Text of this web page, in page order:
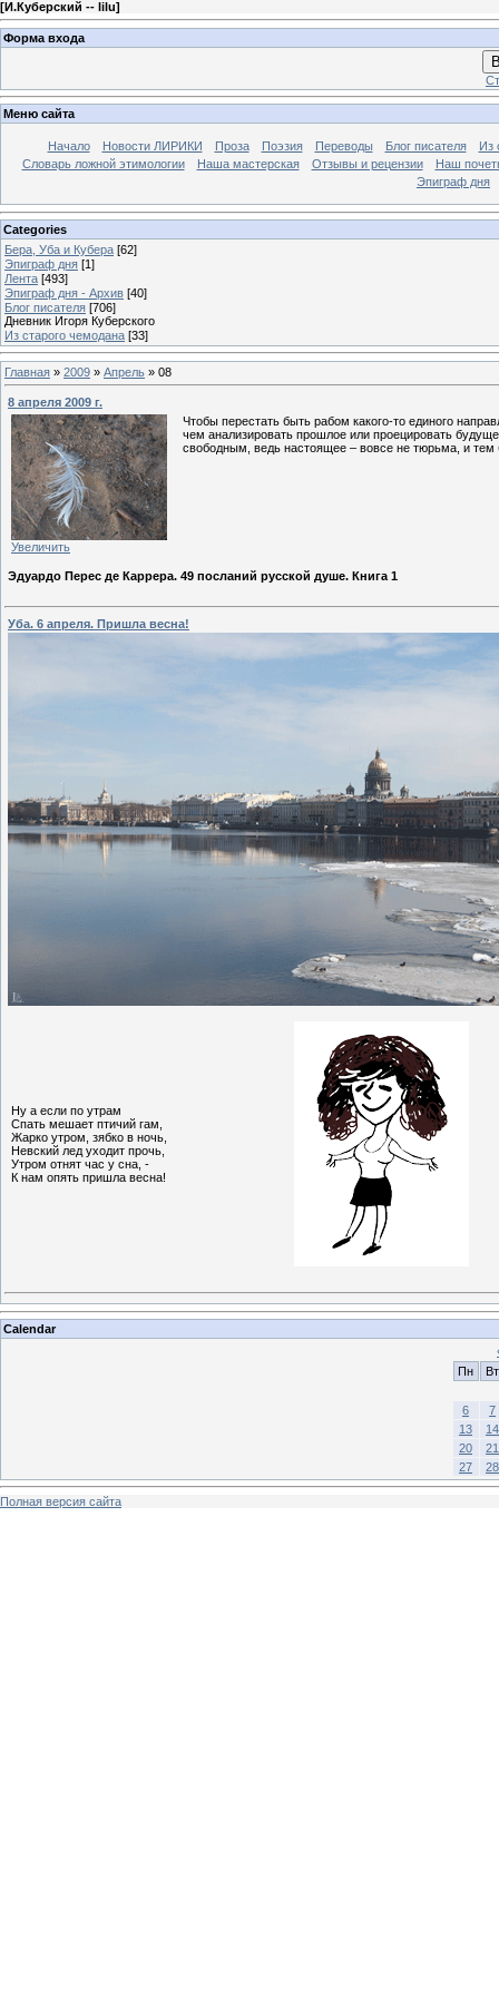
[И.Куберский -- lilu]
Форма входа
Меню сайта
Начало Новости ЛИРИКИ Проза Поэзия Переводы Блог писателя
Из
Словарь ложной этимологии
Наша мастерская Отзывы и рецензии
Наш
Эпиграф дня
Categories
Бера, Уба и Кубера [62]
Эпиграф дня [1]
Лента [493]
Эпиграф дня - Архив [40]
Блог писателя [706]
Дневник Игоря Куберского
Из старого чемодана [33]
Главная » 2009 » Апрель » 08
8 апреля 2009 г.
Увеличить
Чтобы перестать быть рабом какого-то единого
чем анализировать прошлое или проецировать
свободным, ведь настоящее – вовсе не тюрьма, и тем
Эдуардо Перес де Каррера. 49 посланий русской душе. Книга 1
Уба. 6 апреля. Пришла весна!
Ну а если по утрам
Спать мешает птичий гам,
Жарко утром, зябко в ночь,
Невский лед уходит прочь,
Утром отнят час у сна, -
К нам опять пришла весна!
Calendar
Пн
Вт
6
7
13
14
20
21
27
28
Полная версия сайта